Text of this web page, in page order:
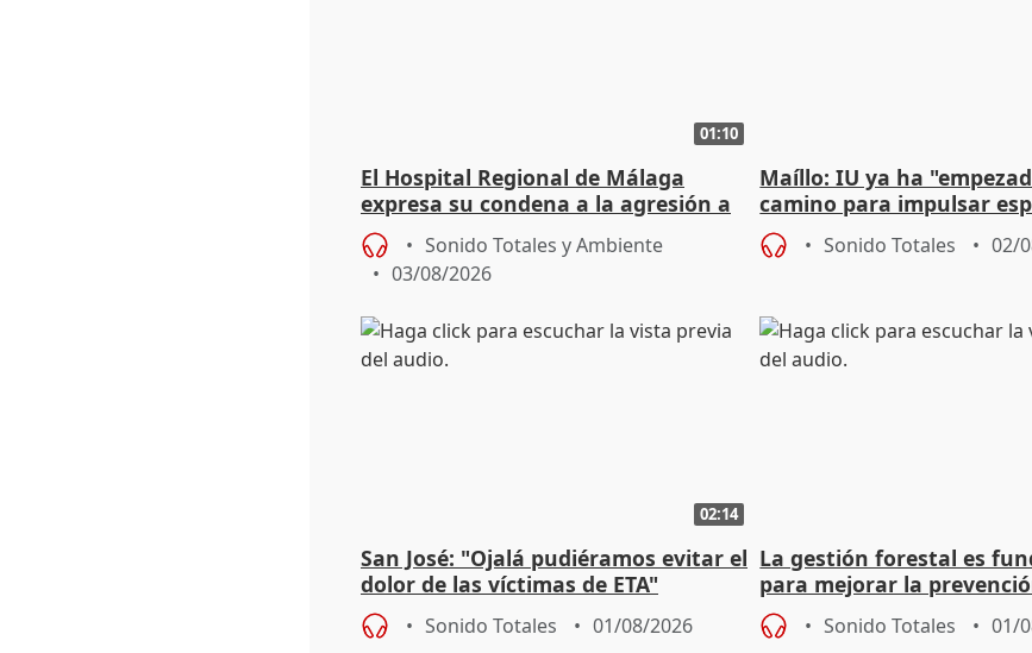
01:10
El Hospital Regional de Málaga
expresa su condena a la agresión a
dos enfermeras de Urgencias
Sonido Totales y Ambiente
03/08/2026
Maíllo: IU ya ha
camino para impulsar
unitarios para las
Sonido Totales 02/
02:14
San José: "Ojalá pudiéramos evitar el
dolor de las víctimas de ETA"
Sonido Totales 01/08/2026
La gestión forestal es
para mejorar la
actuación frente a
Sonido Totales 01/